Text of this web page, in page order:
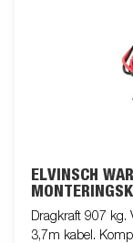
ELVINSCH
Dragkraft 907
3,7m kabel.